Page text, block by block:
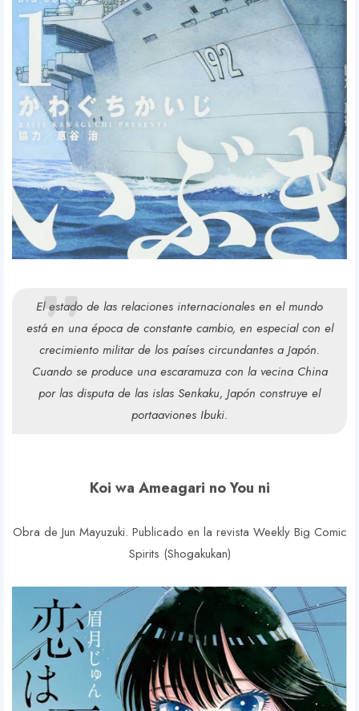
El estado de las relaciones internacionales en el mundo
está en una época de constante cambio, en especial con el
crecimiento militar de los países circundantes a Japón.
Cuando se produce una escaramuza con la vecina China
por las disputa de las islas Senkaku, Japón construye el
portaaviones Ibuki.
Koi wa Ameagari no You ni
Obra de Jun Mayuzuki. Publicado en la revista Weekly Big Comic
Spirits (Shogakukan)